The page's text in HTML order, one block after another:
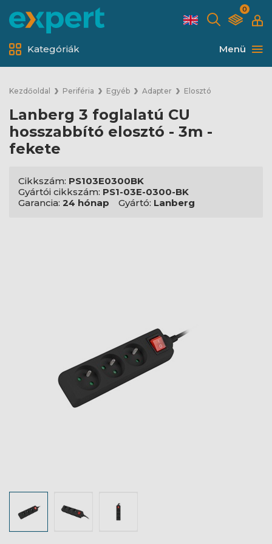
0
Menü
Kategóriák
Kezdőoldal Periféria Egyéb Adapter Elosztó
Lanberg 3 foglalatú CU
hosszabbító elosztó - 3m -
fekete
Cikkszám: PS103E0300BK
Gyártói cikkszám: PS1-03E-0300-BK
Garancia: 24 hónap Gyártó: Lanberg